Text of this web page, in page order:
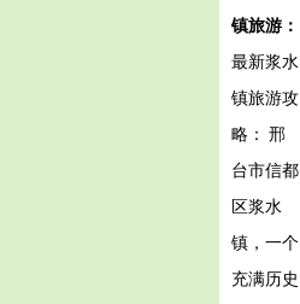
镇旅游：
最新浆水
镇旅游攻
略： 邢
台市信都
区浆水
镇，一个
充满历史